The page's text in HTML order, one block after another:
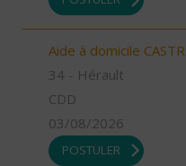
Aide à domicile
34 - Hérault
CDD
03/08/2026
POSTULER